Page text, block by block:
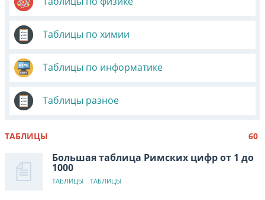
Таблицы по химии
Таблицы по информатике
Таблицы разное
ТАБЛИЦЫ 60
Большая таблица Римских цифр от 1 до
1000
ТАБЛИЦЫ ТАБЛИЦЫ